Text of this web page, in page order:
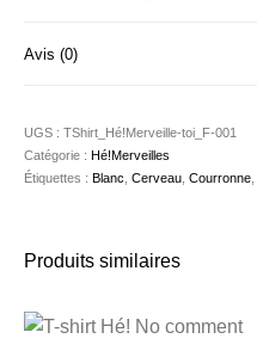
Avis (0)
UGS :TShirt_Hé!Merveille-toi_F-001
Catégorie : Hé!Merveilles
Étiquettes : Blanc,Cerveau,Courronne,
Produits similaires